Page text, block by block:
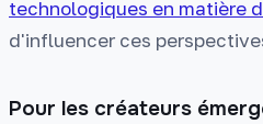
technologiques en matière
d'influencer ces
Pour les créateurs